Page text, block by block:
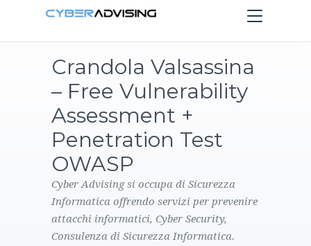
Toggle
navigation
PRODOTTI
CONTATTI
Crandola Valsassina
– Free Vulnerability
Assessment +
Penetration Test
OWASP
Cyber Advising si occupa di Sicurezza
Informatica offrendo servizi per prevenire
attacchi informatici, Cyber Security,
Consulenza di Sicurezza Informatica.